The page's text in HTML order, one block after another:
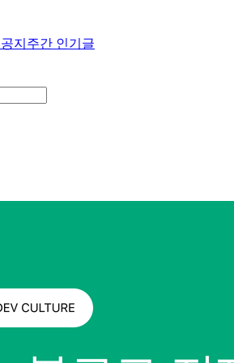
공지 주간 인기글